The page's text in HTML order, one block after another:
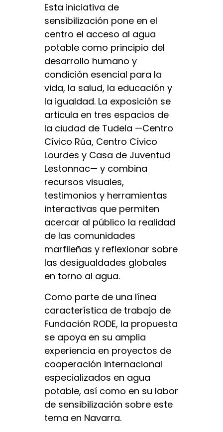
Esta iniciativa de
sensibilización pone en el
centro el acceso al agua
potable como principio del
desarrollo humano y
condición esencial para la
vida, la salud, la educación y
la igualdad. La exposición se
articula en tres espacios de
la ciudad de Tudela —Centro
Cívico Rúa, Centro Cívico
Lourdes y Casa de Juventud
Lestonnac— y combina
recursos visuales,
testimonios y herramientas
interactivas que permiten
acercar al público la realidad
de las comunidades
marfileñas y reflexionar sobre
las desigualdades globales
en torno al agua.
Como parte de una línea
característica de trabajo de
Fundación RODE, la propuesta
se apoya en su amplia
experiencia en proyectos de
cooperación internacional
especializados en agua
potable, así como en su labor
de sensibilización sobre este
tema en Navarra.